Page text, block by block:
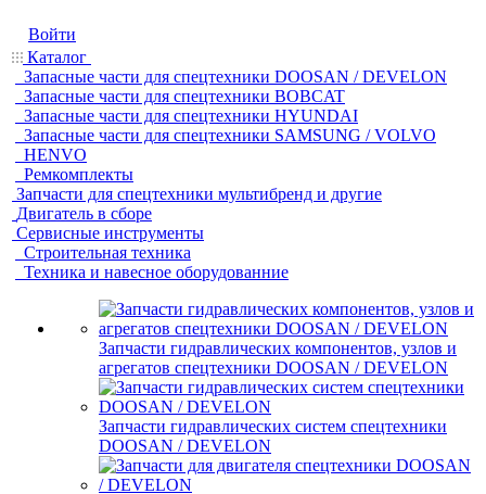
Войти
Каталог
Запасные части для спецтехники DOOSAN / DEVELON
Запасные части для спецтехники BOBCAT
Запасные части для спецтехники HYUNDAI
Запасные части для спецтехники SAMSUNG / VOLVO
HENVO
Ремкомплекты
Запчасти для спецтехники мультибренд и другие
Двигатель в сборе
Сервисные инструменты
Строительная техника
Техника и навесное оборудованние
Запчасти гидравлических компонентов, узлов и
агрегатов спецтехники DOOSAN / DEVELON
Запчасти гидравлических систем спецтехники
DOOSAN / DEVELON